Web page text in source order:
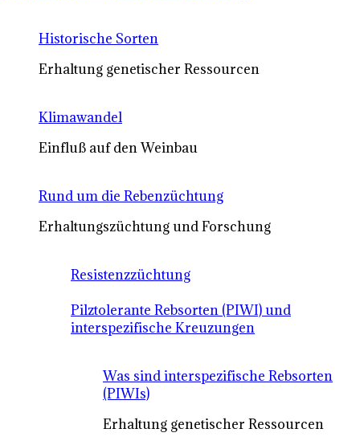
Historische Sorten
Erhaltung genetischer Ressourcen
Klimawandel
Einfluß auf den Weinbau
Rund um die Rebenzüchtung
Erhaltungszüchtung und Forschung
Resistenzzüchtung
Pilztolerante Rebsorten (PIWI) und
interspezifische Kreuzungen
Was sind interspezifische Rebsorten
(PIWIs)
Erhaltung genetischer Ressourcen